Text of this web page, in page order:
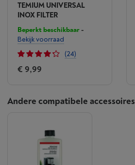
TEMIUM UNIVERSAL
INOX FILTER
Beperkt beschikbaar-
Bekijk voorraad
(24)
€ 9,99
Andere compatibele accessoires